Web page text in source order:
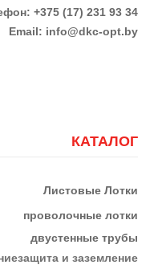
+375 (17) 231 93 34
Email: info@dkc-opt.by
КАТАЛОГ
Листовые Лотки
проволочные лотки
двустенные трубы
и заземление